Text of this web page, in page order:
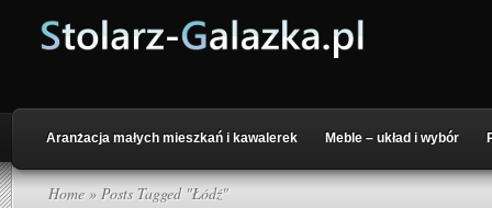
Aranżacja małych mieszkań i kawalerek Meble – układ i wybór
Home » Posts Tagged "Łódź"